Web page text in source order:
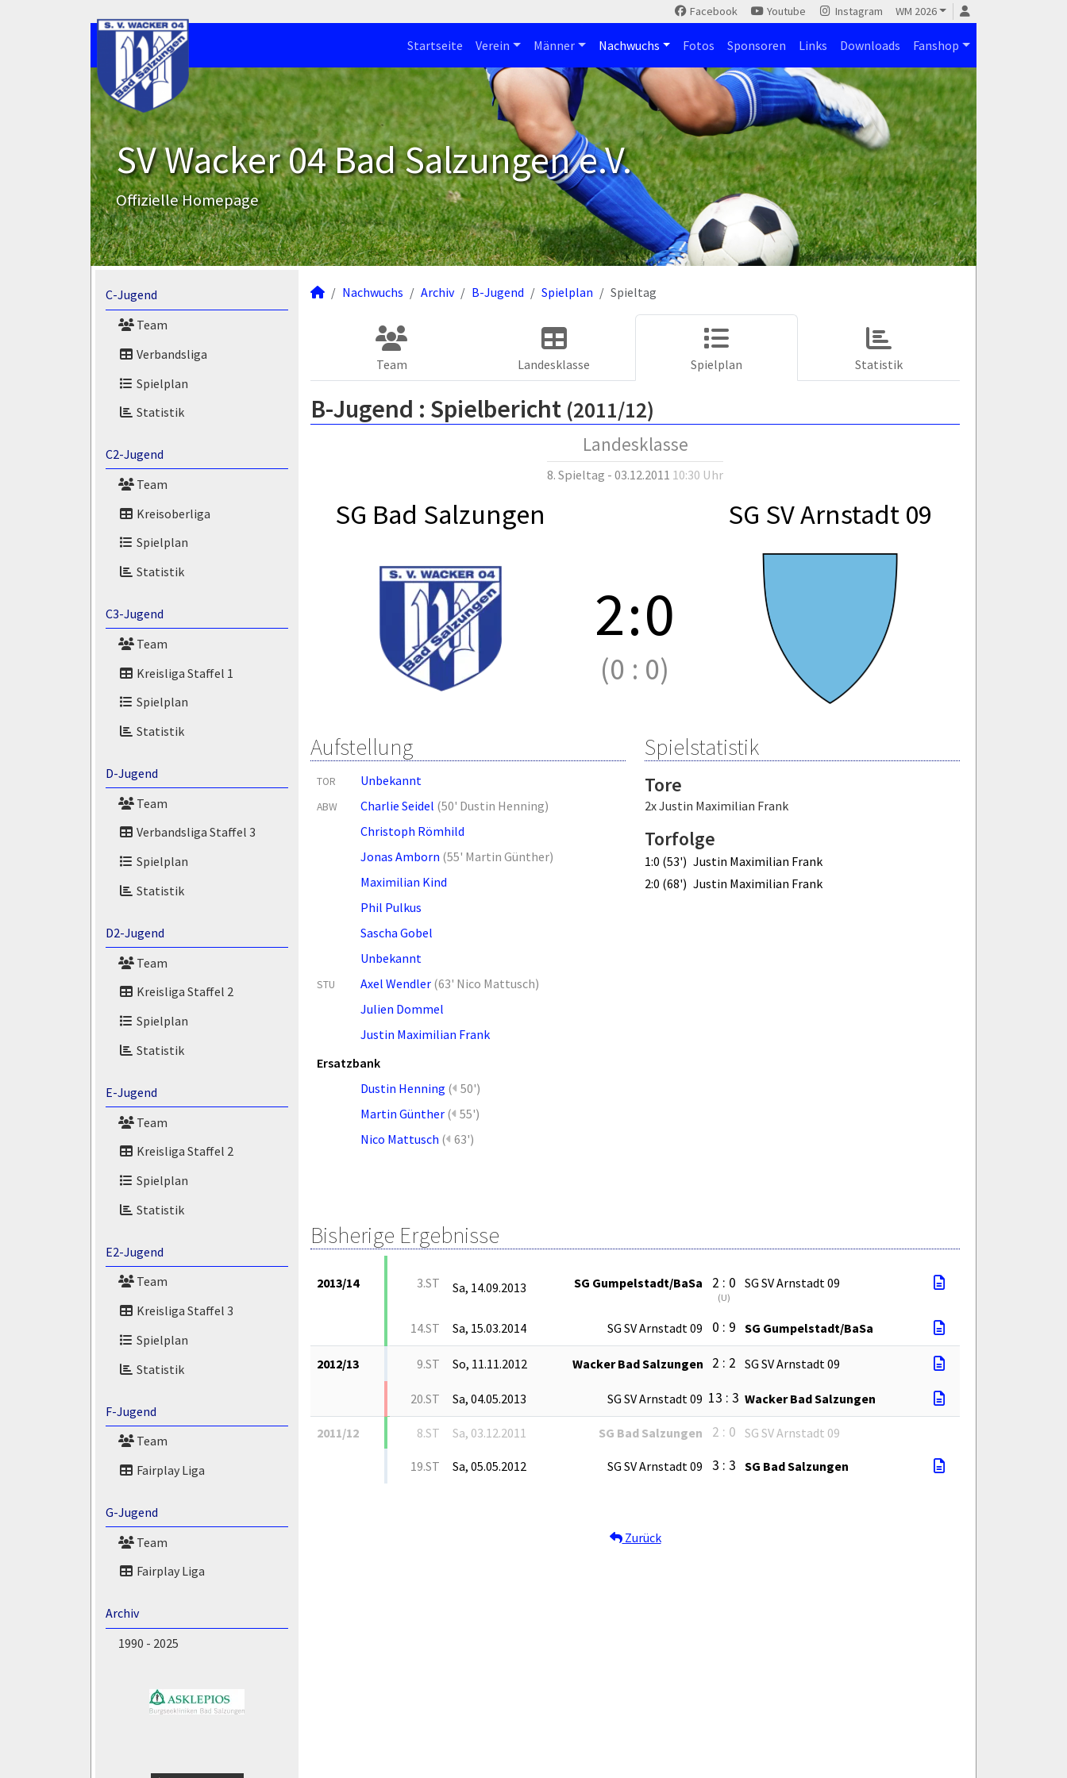
Facebook Youtube Instagram WM 2026
Startseite Verein Männer Nachwuchs Fotos Sponsoren Links Downloads Fanshop
SV Wacker 04 Bad Salzungen e.V.
Offizielle Homepage
C-Jugend
Team
Verbandsliga
Spielplan
Statistik
C2-Jugend
Team
Kreisoberliga
Spielplan
Statistik
C3-Jugend
Team
Kreisliga Staffel 1
Spielplan
Statistik
D-Jugend
Team
Verbandsliga Staffel 3
Spielplan
Statistik
D2-Jugend
Team
Kreisliga Staffel 2
Spielplan
Statistik
E-Jugend
Team
Kreisliga Staffel 2
Spielplan
Statistik
E2-Jugend
Team
Kreisliga Staffel 3
Spielplan
Statistik
F-Jugend
Team
Fairplay Liga
G-Jugend
Team
Fairplay Liga
Archiv
1990 - 2025
Nachwuchs Archiv B-Jugend Spielplan Spieltag
Team Landesklasse Spielplan Statistik
B-Jugend : Spielbericht (2011/12)
Landesklasse
8. Spieltag - 03.12.2011 10:30 Uhr
SG Bad Salzungen SG SV Arnstadt 09
2:0
(0 : 0)
Aufstellung
TOR Unbekannt
ABW Charlie Seidel (50' Dustin Henning)
Christoph Römhild
Jonas Amborn (55' Martin Günther)
Maximilian Kind
Phil Pulkus
Sascha Gobel
Unbekannt
STU Axel Wendler (63' Nico Mattusch)
Julien Dommel
Justin Maximilian Frank
Ersatzbank
Dustin Henning ( 50')
Martin Günther ( 55')
Nico Mattusch ( 63')
Spielstatistik
Tore
2x Justin Maximilian Frank
Torfolge
1:0 (53') Justin Maximilian Frank
2:0 (68') Justin Maximilian Frank
Bisherige Ergebnisse
2013/14 3.ST Sa, 14.09.2013 SG Gumpelstadt/BaSa 2 : 0
(U)
SG SV Arnstadt 09
14.ST Sa, 15.03.2014 SG SV Arnstadt 09 0 : 9 SG Gumpelstadt/BaSa
2012/13 9.ST So, 11.11.2012 Wacker Bad Salzungen 2 : 2 SG SV Arnstadt 09
20.ST Sa, 04.05.2013 SG SV Arnstadt 09 13 : 3 Wacker Bad Salzungen
2011/12 8.ST Sa, 03.12.2011 SG Bad Salzungen 2 : 0 SG SV Arnstadt 09
19.ST Sa, 05.05.2012 SG SV Arnstadt 09 3 : 3 SG Bad Salzungen
Zurück